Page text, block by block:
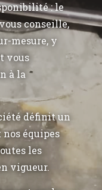
: le
conseille,
mesure, y
vous
à la
définit un
équipes
les
vigueur.